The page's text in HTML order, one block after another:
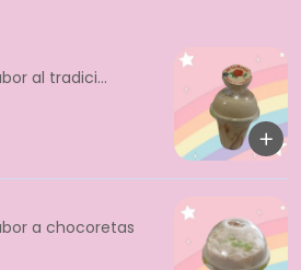
al tradici...
a chocoretas